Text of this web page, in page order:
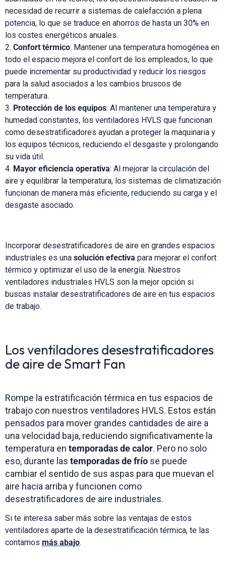
necesidad de recurrir a sistemas de calefacción a plena
potencia, lo que se traduce en ahorros de hasta un 30% en
los costes energéticos anuales.
Confort térmico: Mantener una temperatura homogénea en
todo el espacio mejora el confort de los empleados, lo que
puede incrementar su productividad y reducir los riesgos
para la salud asociados a los cambios bruscos de
temperatura.
Protección de los equipos: Al mantener una temperatura y
humedad constantes, los ventiladores HVLS que funcionan
como desestratificadores ayudan a proteger la maquinaria y
los equipos técnicos, reduciendo el desgaste y prolongando
su vida útil.
Mayor eficiencia operativa: Al mejorar la circulación del
aire y equilibrar la temperatura, los sistemas de climatización
funcionan de manera más eficiente, reduciendo su carga y el
desgaste asociado.
Incorporar desestratificadores de aire en grandes espacios
industriales es una solución efectiva para mejorar el confort
térmico y optimizar el uso de la energía. Nuestros
ventiladores industriales HVLS son la mejor opción si
buscas instalar desestratificadores de aire en tus espacios
de trabajo.
Los ventiladores desestratificadores
de aire de Smart Fan
Rompe la estratificación térmica en tus espacios de
trabajo con nuestros ventiladores HVLS. Estos están
pensados para mover grandes cantidades de aire a
una velocidad baja, reduciendo significativamente la
temperatura en temporadas de calor. Pero no solo
eso, durante las temporadas de frío se puede
cambiar el sentido de sus aspas para que muevan el
aire hacia arriba y funcionen como
desestratificadores de aire industriales.
Si te interesa saber más sobre las ventajas de estos
ventiladores aparte de la desestratificación térmica, te las
contamos más abajo.